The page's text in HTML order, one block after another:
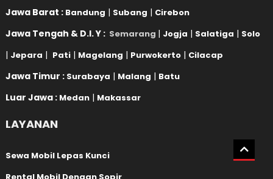
Jawa Barat : Bandung | Subang | Cirebon
Jawa Tengah & D.I. Y : Semarang | Jogja | Salatiga | Solo
| Jepara | Pati | Magelang | Purwokerto | Cilacap
Jawa Timur : Surabaya | Malang | Batu
Luar Jawa : Medan | Makassar
LAYANAN
Sewa Mobil Lepas Kunci